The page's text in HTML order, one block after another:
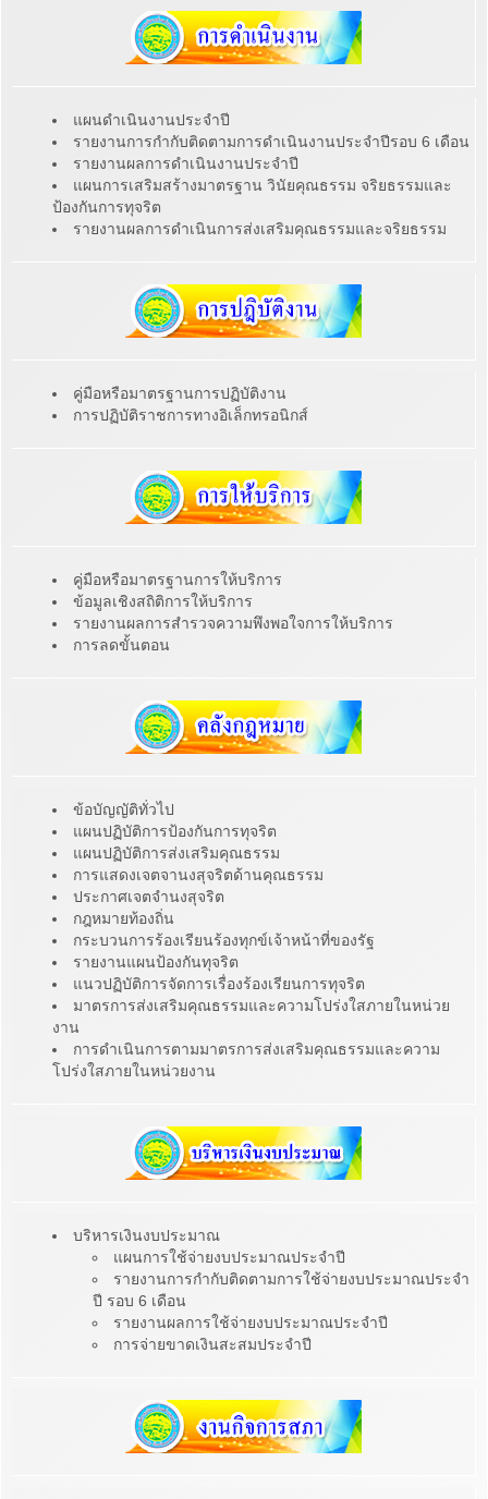
แผนดำเนินงานประจำปี
รายงานการกำกับติดตามการดำเนินงานประจำปีรอบ 6 เดือน
รายงานผลการดำเนินงานประจำปี
แผนการเสริมสร้างมาตรฐาน วินัยคุณธรรม จริยธรรมและ
ป้องกันการทุจริต
รายงานผลการดำเนินการส่งเสริมคุณธรรมและจริยธรรม
คู่มือหรือมาตรฐานการปฏิบัติงาน
การปฏิบัติราชการทางอิเล็กทรอนิกส์
คู่มือหรือมาตรฐานการให้บริการ
ข้อมูลเชิงสถิติการให้บริการ
รายงานผลการสำรวจความพึงพอใจการให้บริการ
การลดขั้นตอน
ข้อบัญญัติทั่วไป
แผนปฏิบัติการป้องกันการทุจริต
แผนปฏิบัติการส่งเสริมคุณธรรม
การแสดงเจตจานงสุจริตด้านคุณธรรม
ประกาศเจตจำนงสุจริต
กฎหมายท้องถิ่น
กระบวนการร้องเรียนร้องทุกข์เจ้าหน้าที่ของรัฐ
รายงานแผนป้องกันทุจริต
แนวปฏิบัติการจัดการเรื่องร้องเรียนการทุจริต
มาตรการส่งเสริมคุณธรรมและความโปร่งใสภายในหน่วย
งาน
การดำเนินการตามมาตรการส่งเสริมคุณธรรมและความ
โปร่งใสภายในหน่วยงาน
บริหารเงินงบประมาณ
แผนการใช้จ่ายงบประมาณประจำปี
รายงานการกำกับติดตามการใช้จ่ายงบประมาณประจำ
ปี รอบ 6 เดือน
รายงานผลการใช้จ่ายงบประมาณประจำปี
การจ่ายขาดเงินสะสมประจำปี